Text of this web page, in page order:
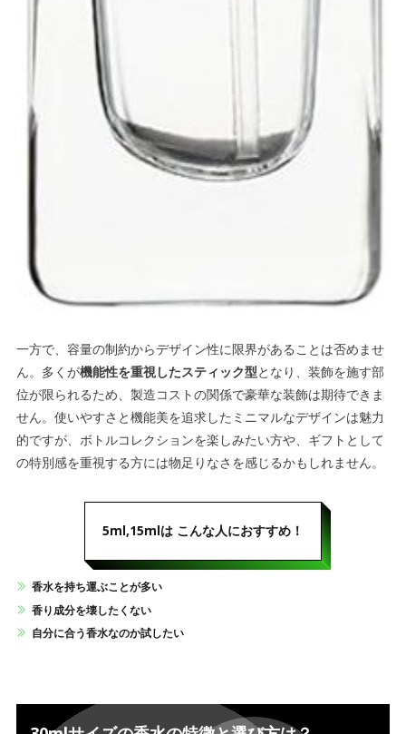
一方で、容量の制約からデザイン性に限界があることは否めませ
ん。多くが機能性を重視したスティック型となり、装飾を施す部
位が限られるため、製造コストの関係で豪華な装飾は期待できま
せん。使いやすさと機能美を追求したミニマルなデザインは魅力
的ですが、ボトルコレクションを楽しみたい方や、ギフトとして
の特別感を重視する方には物足りなさを感じるかもしれません。
5ml,15mlは こんな人におすすめ！
香水を持ち運ぶことが多い
香り成分を壊したくない
自分に合う香水なのか試したい